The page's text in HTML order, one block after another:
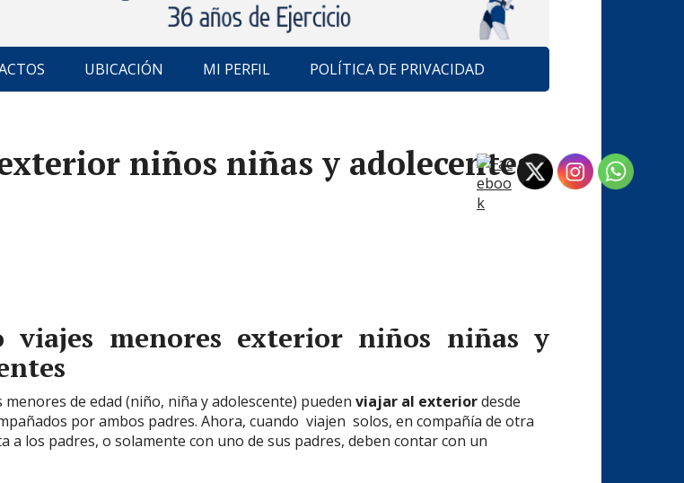
UBICACIÓN MI PERFIL POLÍTICA DE PRIVACIDAD
niños niñas y adolecentes
viajes menores exterior niños niñas y
menores de edad (niño, niña y adolescente) pueden viajar al exteriordesde
por ambos padres. Ahora, cuando viajen solos, en compañía de otra
a los padres, o solamente con uno de sus padres, deben contar con un